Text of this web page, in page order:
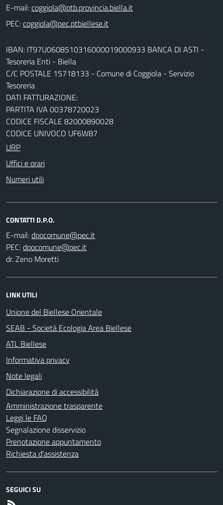
E-mail:
PEC:
IBAN: IT97U0608510316000019000933 BANCA DI ASTI -
Tesoreria Enti - Biella
C/C POSTALE 15718133 - Comune di Coggiola - Servizio
Tesoreria
DATI FATTURAZIONE:
PARTITA IVA 00378720023
CODICE FISCALE 82000890028
CODICE UNIVOCO UF6W87
URP
Uffici e orari
Numeri utili
CONTATTI D.P.O.
E-mail:
PEC:
dr. Zeno Moretti
LINK UTILI
Unione del Biellese Orientale
SEAB - Società Ecologia Area Biellese
ATL Biellese
Informativa privacy
Note legali
Dichiarazione di accessibilità
Amministrazione trasparente
Leggi le FAQ
Segnalazione disservizio
Prenotazione appuntamento
Richiesta d'assistenza
SEGUICI SU